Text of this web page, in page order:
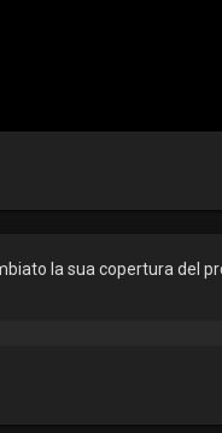
la sua copertura del